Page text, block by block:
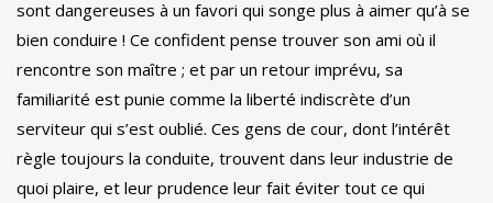
sont dangereuses à un favori qui songe plus à aimer qu’à se
bien conduire ! Ce confident pense trouver son ami où il
rencontre son maître ; et par un retour imprévu, sa
familiarité est punie comme la liberté indiscrète d’un
serviteur qui s’est oublié. Ces gens de cour, dont l’intérêt
règle toujours la conduite, trouvent dans leur industrie de
quoi plaire, et leur prudence leur fait éviter tout ce qui